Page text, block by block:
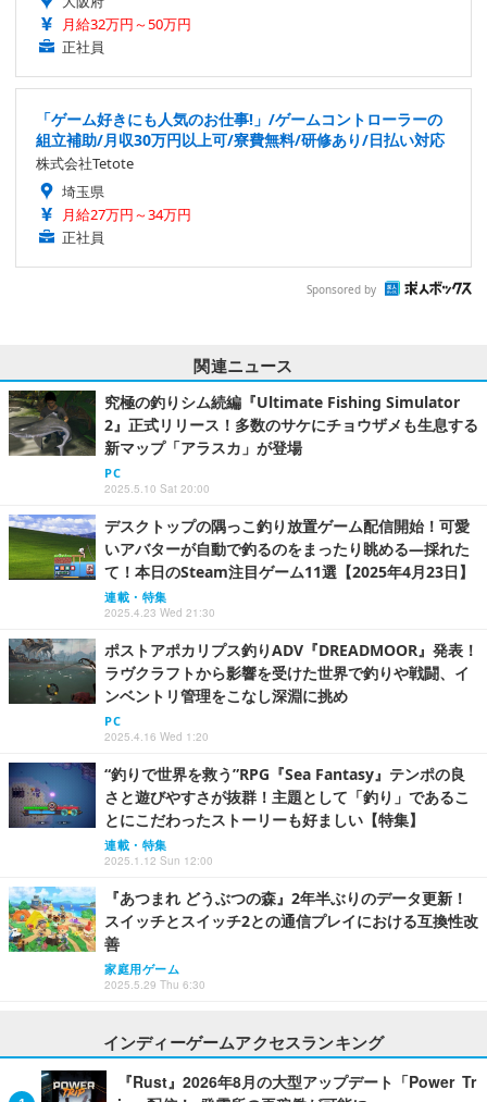
月給32万円～50万円
正社員
「ゲーム好きにも人気のお仕事!」/ゲームコントローラーの
組立補助/月収30万円以上可/寮費無料/研修あり/日払い対応
株式会社Tetote
埼玉県
月給27万円～34万円
正社員
Sponsored by
関連ニュース
究極の釣りシム続編『Ultimate Fishing Simulator
2』正式リリース！多数のサケにチョウザメも生息する
新マップ「アラスカ」が登場
PC
2025.5.10 Sat 20:00
デスクトップの隅っこ釣り放置ゲーム配信開始！可愛
いアバターが自動で釣るのをまったり眺める―採れた
て！本日のSteam注目ゲーム11選【2025年4月23日】
連載・特集
2025.4.23 Wed 21:30
ポストアポカリプス釣りADV『DREADMOOR』発表！
ラヴクラフトから影響を受けた世界で釣りや戦闘、イ
ンベントリ管理をこなし深淵に挑め
PC
2025.4.16 Wed 1:20
“釣りで世界を救う”RPG『Sea Fantasy』テンポの良
さと遊びやすさが抜群！主題として「釣り」であるこ
とにこだわったストーリーも好ましい【特集】
連載・特集
2025.1.12 Sun 12:00
『あつまれ どうぶつの森』2年半ぶりのデータ更新！
スイッチとスイッチ2との通信プレイにおける互換性改
善
家庭用ゲーム
2025.5.29 Thu 6:30
インディーゲームアクセスランキング
『Rust』2026年8月の大型アップデート「Power Tr